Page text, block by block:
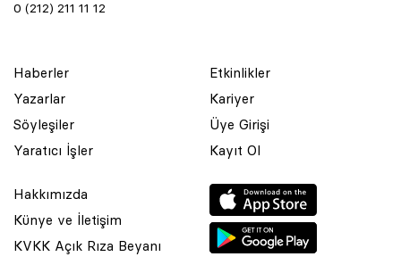
0 (212) 211 11 12
Haberler
Yazarlar
Söyleşiler
Yaratıcı İşler
Etkinlikler
Kariyer
Üye Girişi
Kayıt Ol
Hakkımızda
Künye ve İletişim
KVKK Açık Rıza Beyanı